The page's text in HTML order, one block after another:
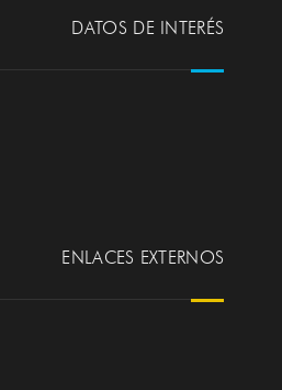
DATOS DE INTERÉS
ENLACES EXTERNOS